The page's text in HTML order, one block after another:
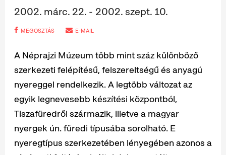
2002. márc. 22. - 2002. szept. 10.
MEGOSZTÁS E-MAIL
A Néprajzi Múzeum több mint száz különböző
szerkezeti felépítésű, felszereltségű és anyagú
nyereggel rendelkezik. A legtöbb változat az
egyik legnevesebb készítési központból,
Tiszafüredről származik, illetve a magyar
nyergek ún. füredi típusába sorolható. E
nyeregtípus szerkezetében lényegében azonos a